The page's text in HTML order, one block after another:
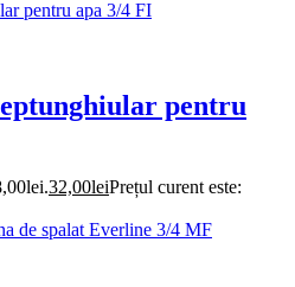
pentru
32,00leiPrețul curent este: